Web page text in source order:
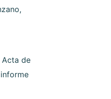
Acta de